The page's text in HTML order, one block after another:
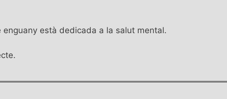
està dedicada a la salut mental.